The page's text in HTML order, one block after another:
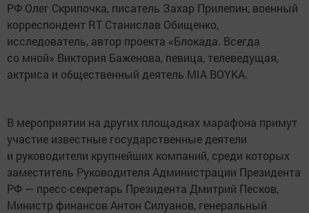
РФ Олег Скрипочка, писатель Захар Прилепин, военный
корреспондент RT Станислав Обищенко,
исследователь, автор проекта «Блокада. Всегда
со мной» Виктория Баженова, певица, телеведущая,
актриса и общественный деятель MIA BOYKA.
В мероприятии на других площадках марафона примут
участие известные государственные деятели
и руководители крупнейших компаний, среди которых
заместитель Руководителя Администрации Президента
РФ — пресс-секретарь Президента Дмитрий Песков,
Министр финансов Антон Силуанов, генеральный